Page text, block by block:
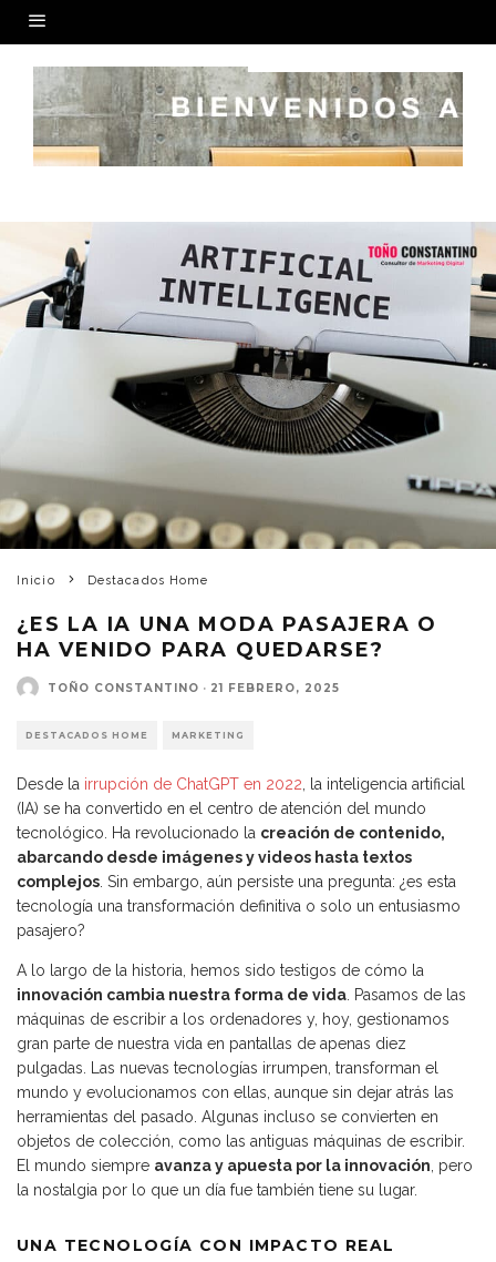
Inicio Destacados Home
¿ES LA IA UNA MODA PASAJERA O
HA VENIDO PARA QUEDARSE?
TOÑO CONSTANTINO · 21 FEBRERO, 2025
DESTACADOS HOME MARKETING
Desde la irrupción de ChatGPT en 2022 , la inteligencia artificial
(IA) se ha convertido en el centro de atención del mundo
tecnológico. Ha revolucionado la creación de contenido,
abarcando desde imágenes y videos hasta textos
complejos . Sin embargo, aún persiste una pregunta: ¿es esta
tecnología una transformación definitiva o solo un entusiasmo
pasajero?
A lo largo de la historia, hemos sido testigos de cómo la
innovación cambia nuestra forma de vida . Pasamos de las
máquinas de escribir a los ordenadores y, hoy, gestionamos
gran parte de nuestra vida en pantallas de apenas diez
pulgadas. Las nuevas tecnologías irrumpen, transforman el
mundo y evolucionamos con ellas, aunque sin dejar atrás las
herramientas del pasado. Algunas incluso se convierten en
objetos de colección, como las antiguas máquinas de escribir.
El mundo siempre avanza y apuesta por la innovación , pero
la nostalgia por lo que un día fue también tiene su lugar.
UNA TECNOLOGÍA CON IMPACTO REAL